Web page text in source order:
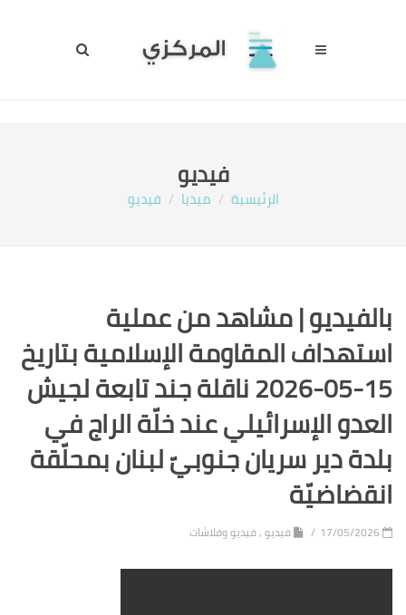
فيديو
الرئيسية ميديا فيديو
بالفيديو | مشاهد من عملية
استهداف المقاومة الإسلامية بتاريخ
15-05-2026 ناقلة جند تابعة لجيش
العدو الإسرائيلي عند خلّة الراج في
بلدة دير سريان جنوبيّ لبنان بمحلّقة
انقضاضيّة
فيديو,فيديو وفلاشات